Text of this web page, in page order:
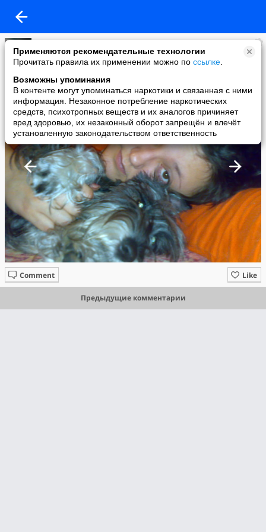
Применяются рекомендательные технологии
Прочитать правила их применении можно по ссылке
Возможны упоминания
В контенте могут упоминаться наркотики и связанная с ними
информация. Незаконное потребление наркотических
средств, психотропных веществ и их аналогов причиняет
вред здоровью, их незаконный оборот запрещён и влечёт
установленную законодательством ответственность
ирина симонова
added a photo
04 Feb в 22:40
Like
Comment
Предыдущие комментарии